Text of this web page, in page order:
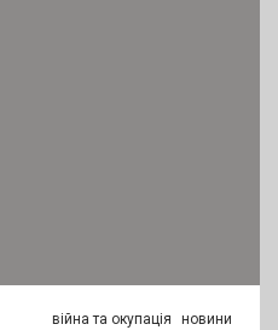
війна та окупація новини